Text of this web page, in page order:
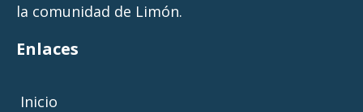
la comunidad de Limón.
Enlaces
Inicio